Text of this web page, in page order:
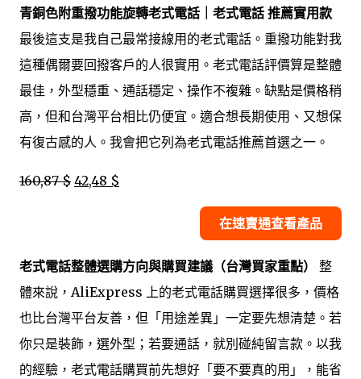
青銅色附重撥功能旋轉老式電話｜老式電話 推薦實用款
最後這支是我自己最常接線用的老式電話。重撥功能對我
這種偶爾要回撥客戶的人很實用。老式電話評價算是整體
最佳，外型穩重、通話穩定、操作不複雜。缺點是價格稍
高，但和台灣平台相比仍便宜。適合想長期使用、又想保
有復古感的人。我會把它列為老式電話推薦首選之一。
160,87 $ 42,48 $
在速賣通查看產品
老式電話整體選購方向與購買建議（台灣買家重點）
整
體來說，AliExpress 上的老式電話購買選擇很多，價格
也比台灣平台友善，但「用途差異」一定要先想清楚。若
你只是裝飾，選外型；若要通話，就別碰純留言款。以我
的經驗，老式電話購買前先想好「要不要真的用」，能省